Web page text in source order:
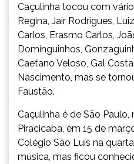
Caçulinha tocou com
Regina, Jair Rodrigues,
Carlos, Erasmo Carlos,
Dominguinhos,
Caetano Veloso, Gal
Nascimento, mas se
Faustão.
Caçulinha é de São
Piracicaba, em 15 de
Colégio São Luís na
música, mas ficou